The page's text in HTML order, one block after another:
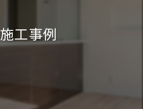
施工事例